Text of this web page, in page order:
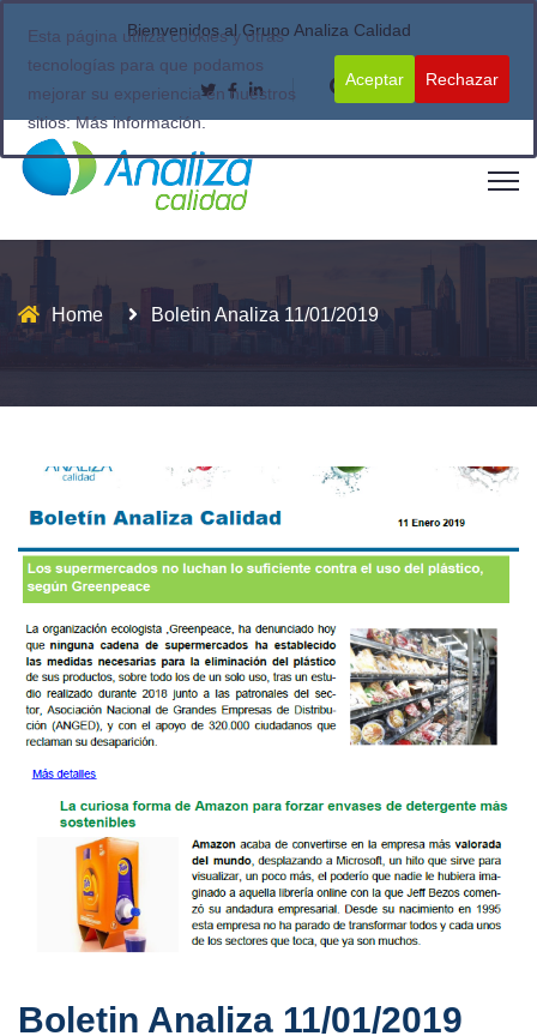
Bienvenidos al Grupo Analiza Calidad
Home Boletin Analiza 11/01/2019
Boletin Analiza 11/01/2019
Esta página utiliza cookies y otras
tecnologías para que podamos
mejorar su experiencia en nuestros
sitios:Más información.
Aceptar Rechazar